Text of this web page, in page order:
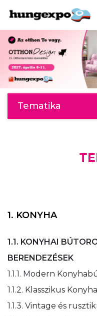
Tematika
1. KONYHA
1.1. KONYHAI
BERENDEZÉSEK
1.1.1. Modern
1.1.2. Klasszikus
1.1.3. Vintage és